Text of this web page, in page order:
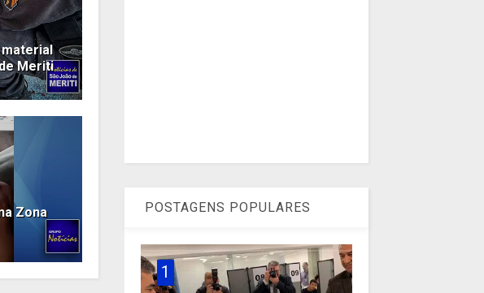
Meriti
Zona
POSTAGENS POPULARES
1